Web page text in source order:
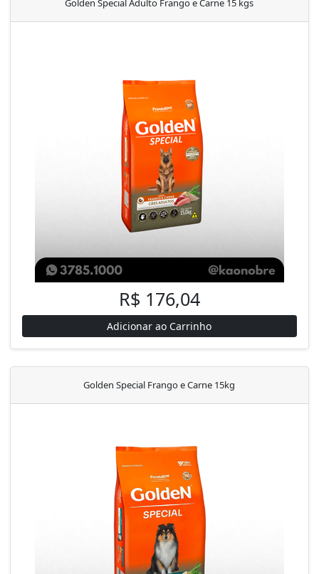
Golden Special Adulto Frango e Carne 15 kgs
R$ 176,04
Adicionar ao Carrinho
Golden Special Frango e Carne 15kg